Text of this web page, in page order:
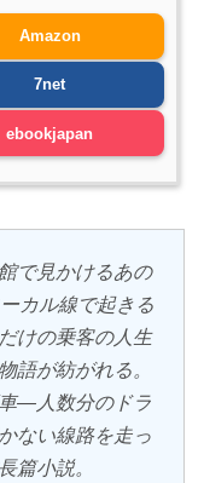
Amazon
7net
ebookjapan
で見かけるあの
カル線で起きる
けの乗客の人生
語が紡がれる。
―人数分のドラ
ない線路を走っ
篇小説。